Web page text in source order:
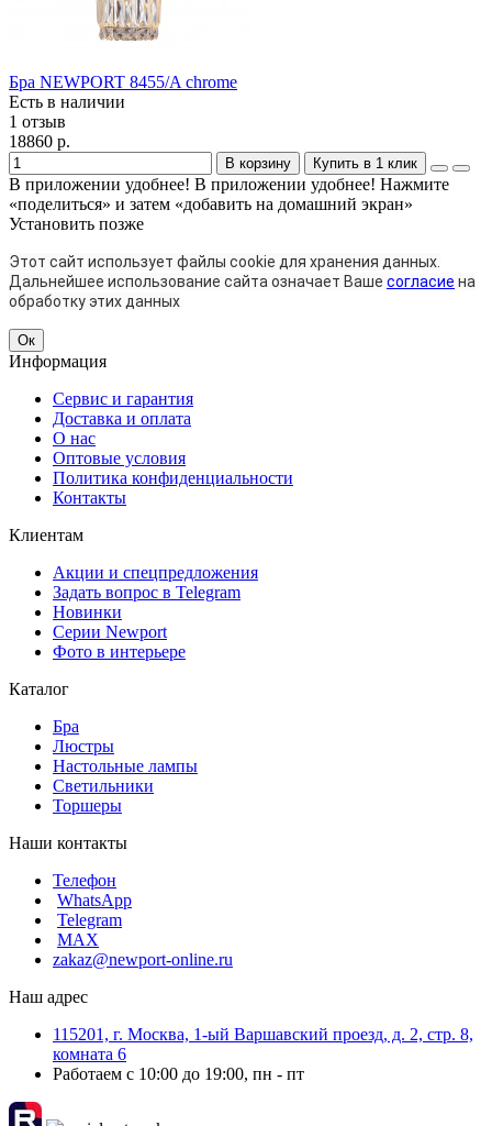
Бра NEWPORT 8455/A chrome
Есть в наличии
1 отзыв
18860 р.
В корзину Купить в 1 клик
В приложении удобнее! В приложении удобнее! Нажмите
«поделиться» и затем «добавить на домашний экран»
Установить позже
Этот сайт использует файлы cookie для хранения данных.
Дальнейшее использование сайта означает Ваше согласие на
обработку этих данных
Ок
Информация
Сервис и гарантия
Доставка и оплата
О нас
Оптовые условия
Политика конфиденциальности
Контакты
Клиентам
Акции и спецпредложения
Задать вопрос в Telegram
Новинки
Серии Newport
Фото в интерьере
Каталог
Бра
Люстры
Настольные лампы
Светильники
Торшеры
Наши контакты
Телефон
WhatsApp
Telegram
MAX
zakaz@newport-online.ru
Наш адрес
115201, г. Москва, 1-ый Варшавский проезд, д. 2, стр. 8,
комната 6
Работаем с 10:00 до 19:00, пн - пт